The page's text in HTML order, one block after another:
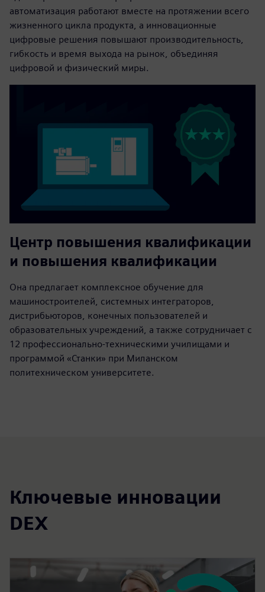
автоматизация работают вместе на протяжении всего
жизненного цикла продукта, а инновационные
цифровые решения повышают производительность,
гибкость и время выхода на рынок, объединяя
цифровой и физический миры.
Центр повышения квалификации
и повышения квалификации
Она предлагает комплексное обучение для
машиностроителей, системных интеграторов,
дистрибьюторов, конечных пользователей и
образовательных учреждений, а также сотрудничает с
12 профессионально-техническими училищами и
программой «Станки» при Миланском
политехническом университете.
Ключевые инновации
DEX